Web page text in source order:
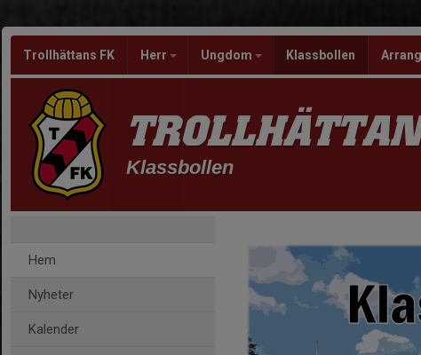
Trollhättans FK Herr Ungdom Klassbollen
Klassbollen
Hem
Nyheter
Kalender